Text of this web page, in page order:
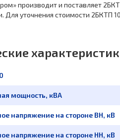
производит и поставляет
Для уточнения стоимости 2БКТП
мощность, кВА
напряжение на стороне ВН, кВ
напряжение на стороне НН, кВ